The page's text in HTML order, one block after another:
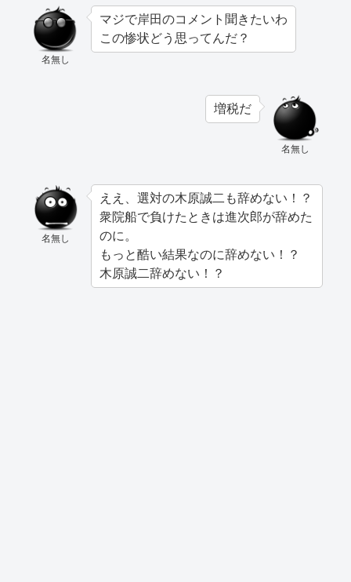
名無し
マジで岸田のコメント聞きたいわ
この惨状どう思ってんだ？
名無し
増税だ
名無し
ええ、選対の木原誠二も辞めない！？
衆院船で負けたときは進次郎が辞めた
のに。
もっと酷い結果なのに辞めない！？
木原誠二辞めない！？